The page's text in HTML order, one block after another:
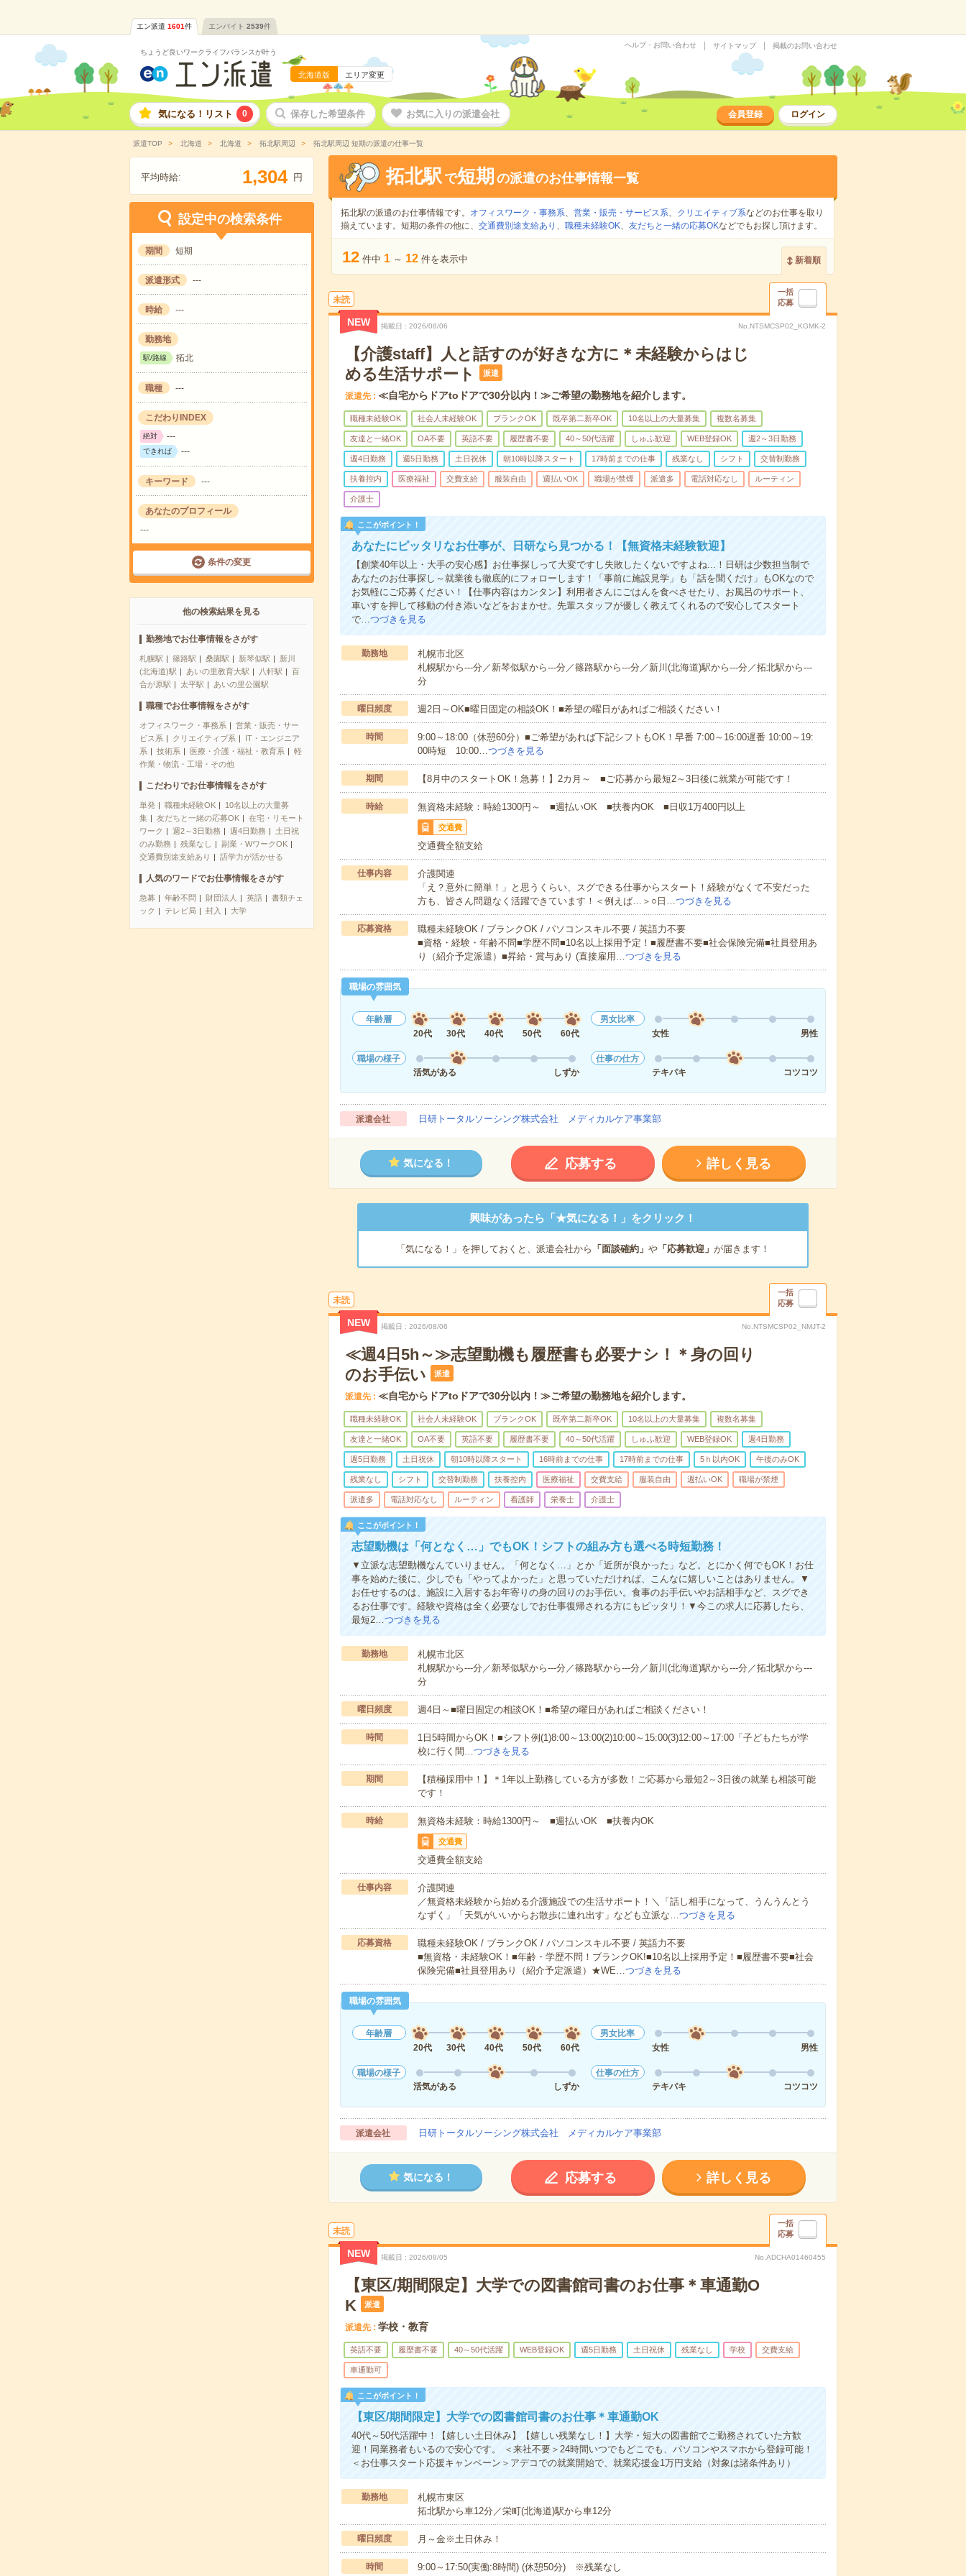
エン派遣 1601件 エンバイト 2539件
ちょうど良いワークライフバランスが叶う
北海道版 エリア変更
ヘルプ・お問い合わせ サイトマップ 掲載のお問い合わせ
気になる！リスト 0 保存した希望条件 お気に入りの派遣会社 会員登録 ログイン
派遣TOP 北海道 北海道 拓北駅周辺 拓北駅周辺 短期の派遣の仕事一覧
平均時給: 1,304 円
設定中の検索条件
期間 短期
派遣形式 ---
時給 ---
勤務地
駅/路線 拓北
職種 ---
こだわりINDEX
絶対 ---
できれば ---
キーワード ---
あなたのプロフィール
---
条件の変更
他の検索結果を見る
勤務地でお仕事情報をさがす
札幌駅 篠路駅 桑園駅 新琴似駅
新川
(北海道)駅
あいの里教育大駅 八軒駅
百
合が原駅
太平駅 あいの里公園駅
職種でお仕事情報をさがす
オフィスワーク・事務系
営業・販売・サー
ビス系
クリエイティブ系
IT・エンジニア
系
技術系 医療・介護・福祉・教育系
軽
作業・物流・工場・その他
こだわりでお仕事情報をさがす
単発 職種未経験OK
10名以上の大量募
集
友だちと一緒の応募OK
在宅・リモート
ワーク
週2～3日勤務 週4日勤務
土日祝
のみ勤務
残業なし
副業・WワークOK
交通費別途支給あり
語学力が活かせる
人気のワードでお仕事情報をさがす
急募 年齢不問 財団法人 英語
書類チェ
ック
テレビ局 封入 大学
拓北駅 で短期 の派遣のお仕事情報一覧
拓北駅の派遣のお仕事情報です。 オフィスワーク・事務系、 営業・販売・サービス系、 クリエイティブ系などのお仕事を取り
揃えています。短期の条件の他に、 交通費別途支給あり 、 職種未経験OK、 友だちと一緒の応募OKなどでもお探し頂けます。
12 件中 1 ～ 12 件を表示中 新着順
未読
一括
応募
NEW 掲載日 2026/08/06 No.NTSMCSP02_KGMK-2
【介護staff】人と話すのが好きな方に＊未経験からはじ
める生活サポート
派遣
派遣先 ≪自宅からドアtoドアで30分以内！≫ご希望の勤務地を紹介します。
職種未経験OK 社会人未経験OK ブランクOK 既卒第二新卒OK 10名以上の大量募集 複数名募集
友達と一緒OK OA不要 英語不要 履歴書不要 40～50代活躍 しゅふ歓迎 WEB登録OK 週2～3日勤務
週4日勤務 週5日勤務 土日祝休 朝10時以降スタート 17時前までの仕事 残業なし シフト 交替制勤務
扶養控内 医療福祉 交費支給 服装自由 週払いOK 職場が禁煙 派遣多 電話対応なし ルーティン
介護士
ここがポイント！
あなたにピッタリなお仕事が、日研なら見つかる！【無資格未経験歓迎】
【創業40年以上・大手の安心感】お仕事探しって大変ですし失敗したくないですよね...！日研は少数担当制で
あなたのお仕事探し～就業後も徹底的にフォローします！「事前に施設見学」も「話を聞くだけ」もOKなので
お気軽にご応募ください！【仕事内容はカンタン】利用者さんにごはんを食べさせたり、お風呂のサポート、
車いすを押して移動の付き添いなどをおまかせ。先輩スタッフが優しく教えてくれるので安心してスタート
で…つづきを見る
勤務地
札幌市北区
札幌駅から---分／新琴似駅から---分／篠路駅から---分／新川(北海道)駅から---分／拓北駅から---
分
曜日頻度 週2日～OK■曜日固定の相談OK！■希望の曜日があればご相談ください！
時間
9:00～18:00（休憩60分）■ご希望があれば下記シフトもOK！早番 7:00～16:00遅番 10:00～19:
00時短 10:00…つづきを見る
期間 【8月中のスタートOK！急募！】2カ月～ ■ご応募から最短2～3日後に就業が可能です！
時給 無資格未経験：時給1300円～ ■週払いOK ■扶養内OK ■日収1万400円以上
交通費
交通費全額支給
仕事内容
介護関連
「え？意外に簡単！」と思うくらい、スグできる仕事からスタート！経験がなくて不安だった
方も、皆さん問題なく活躍できています！＜例えば…＞○日…つづきを見る
応募資格
職種未経験OK / ブランクOK / パソコンスキル不要 / 英語力不要
■資格・経験・年齢不問■学歴不問■10名以上採用予定！■履歴書不要■社会保険完備■社員登用あ
り（紹介予定派遣）■昇給・賞与あり (直接雇用…つづきを見る
職場の雰囲気
年齢層
20代
30代 40代 50代 60代
男女比率
女性
男性
職場の様子
活気がある
しずか
仕事の仕方
テキパキ
コツコツ
派遣会社 日研トータルソーシング株式会社 メディカルケア事業部
気になる！ 応募する 詳しく見る
興味があったら「★気になる！」をクリック！
「気になる！」を押しておくと、派遣会社から 「面談確約」 や「応募歓迎」 が届きます！
未読
一括
応募
NEW 掲載日 2026/08/06 No.NTSMCSP02_NMJT-2
≪週4日5h～≫志望動機も履歴書も必要ナシ！＊身の回り
のお手伝い
派遣
派遣先 ≪自宅からドアtoドアで30分以内！≫ご希望の勤務地を紹介します。
職種未経験OK 社会人未経験OK ブランクOK 既卒第二新卒OK 10名以上の大量募集 複数名募集
友達と一緒OK OA不要 英語不要 履歴書不要 40～50代活躍 しゅふ歓迎 WEB登録OK 週4日勤務
週5日勤務 土日祝休 朝10時以降スタート 16時前までの仕事 17時前までの仕事 5ｈ以内OK 午後のみOK
残業なし シフト 交替制勤務 扶養控内 医療福祉 交費支給 服装自由 週払いOK 職場が禁煙
派遣多 電話対応なし ルーティン 看護師 栄養士 介護士
ここがポイント！
志望動機は「何となく…」でもOK！シフトの組み方も選べる時短勤務！
▼立派な志望動機なんていりません。「何となく…」とか「近所が良かった」など。とにかく何でもOK！お仕
事を始めた後に、少しでも「やってよかった」と思っていただければ、こんなに嬉しいことはありません。▼
お任せするのは、施設に入居するお年寄りの身の回りのお手伝い。食事のお手伝いやお話相手など、スグでき
るお仕事です。経験や資格は全く必要なしでお仕事復帰される方にもピッタリ！▼今この求人に応募したら、
最短2…つづきを見る
勤務地
札幌市北区
札幌駅から---分／新琴似駅から---分／篠路駅から---分／新川(北海道)駅から---分／拓北駅から---
分
曜日頻度 週4日～■曜日固定の相談OK！■希望の曜日があればご相談ください！
時間
1日5時間からOK！■シフト例(1)8:00～13:00(2)10:00～15:00(3)12:00～17:00「子どもたちが学
校に行く間…つづきを見る
期間
【積極採用中！】＊1年以上勤務している方が多数！ご応募から最短2～3日後の就業も相談可能
です！
時給 無資格未経験：時給1300円～ ■週払いOK ■扶養内OK
交通費
交通費全額支給
仕事内容
介護関連
／無資格未経験から始める介護施設での生活サポート！＼「話し相手になって、うんうんとう
なずく」「天気がいいからお散歩に連れ出す」なども立派な…つづきを見る
応募資格
職種未経験OK / ブランクOK / パソコンスキル不要 / 英語力不要
■無資格・未経験OK！■年齢・学歴不問！ブランクOK!■10名以上採用予定！■履歴書不要■社会
保険完備■社員登用あり（紹介予定派遣）★WE…つづきを見る
職場の雰囲気
年齢層
20代
30代 40代 50代 60代
男女比率
女性
男性
職場の様子
活気がある
しずか
仕事の仕方
テキパキ
コツコツ
派遣会社 日研トータルソーシング株式会社 メディカルケア事業部
気になる！ 応募する 詳しく見る
未読
一括
応募
NEW 掲載日 2026/08/05 No.ADCHA01460455
【東区/期間限定】大学での図書館司書のお仕事＊車通勤O
K
派遣
派遣先 学校・教育
英語不要 履歴書不要 40～50代活躍 WEB登録OK 週5日勤務 土日祝休 残業なし 学校 交費支給
車通勤可
ここがポイント！
【東区/期間限定】大学での図書館司書のお仕事＊車通勤OK
40代～50代活躍中！【嬉しい土日休み】【嬉しい残業なし！】大学・短大の図書館でご勤務されていた方歓
迎！同業務者もいるので安心です。 ＜来社不要＞24時間いつでもどこでも、パソコンやスマホから登録可能！
＜お仕事スタート応援キャンペーン＞アデコでの就業開始で、就業応援金1万円支給（対象は諸条件あり）
勤務地
札幌市東区
拓北駅から車12分／栄町(北海道)駅から車12分
曜日頻度 月～金※土日休み！
時間 9:00～17:50(実働:8時間) (休憩50分) ※残業なし